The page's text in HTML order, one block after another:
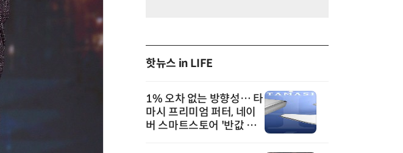
핫뉴스 in LIFE
1% 오차 없는 방향성… 타
마시 프리미엄 퍼터, 네이
버 스마트스토어 '반값 할